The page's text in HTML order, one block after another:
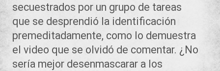
secuestrados por un grupo de tareas
que se desprendió la identificación
premeditadamente, como lo demuestra
el video que se olvidó de comentar. ¿No
sería mejor desenmascarar a los